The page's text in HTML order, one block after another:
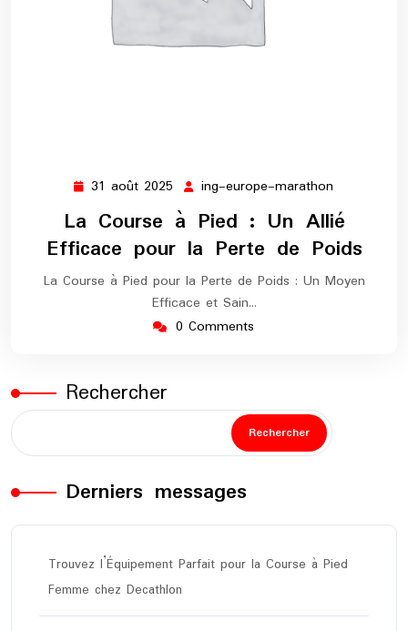
31 août 2025 31
août
2025
ing-europe-marathon
europe-
marathon
La Course à Pied : Un Allié
Efficace pour la Perte de Poids
La Course à Pied pour la Perte de Poids : Un Moyen
Efficace et Sain…
0 Comments
Rechercher
Rechercher
Derniers messages
Trouvez l’Équipement Parfait pour la Course à Pied
Femme chez Decathlon